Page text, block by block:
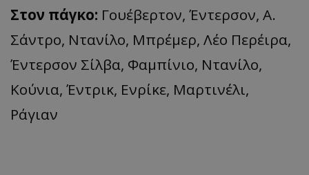
Στον πάγκο: Γουέβερτον, Έντερσον, Α.
Σάντρο, Ντανίλο, Μπρέμερ, Λέο Περέιρα,
Έντερσον Σίλβα, Φαμπίνιο, Ντανίλο,
Κούνια, Έντρικ, Ενρίκε, Μαρτινέλι,
Ράγιαν